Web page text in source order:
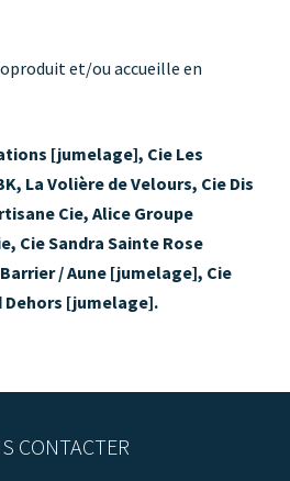
et/ou accueille en
[jumelage], Cie Les
La Volière de Velours, Cie Dis
Cie, Alice Groupe
Cie Sandra Sainte Rose
/ Aune [jumelage], Cie
[jumelage].
CONTACTER